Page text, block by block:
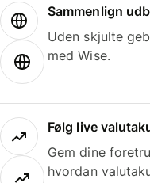
Sammenlign
Uden skjulte
med Wise.
Følg live
Gem dine
hvordan